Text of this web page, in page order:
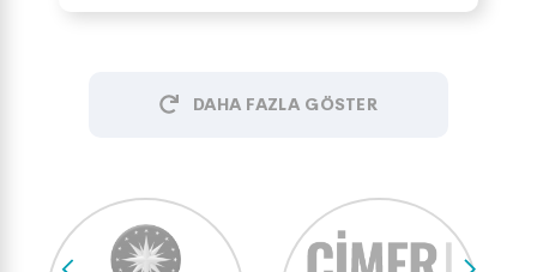
DAHA FAZLA GÖSTER